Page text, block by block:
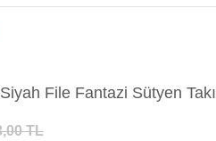
File Fantazi Sütyen
TL